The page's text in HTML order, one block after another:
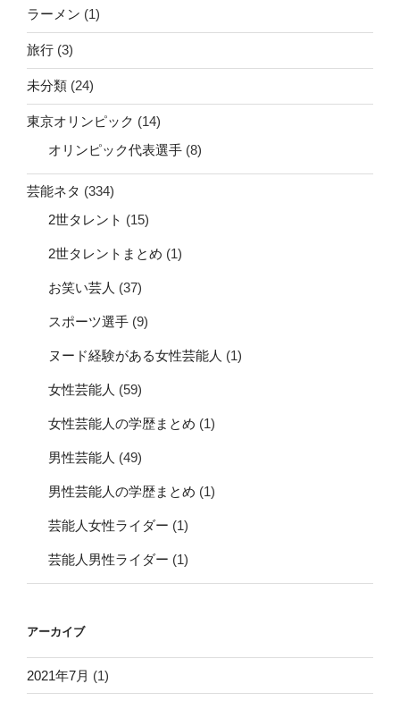
ラーメン (1)
旅行 (3)
未分類 (24)
東京オリンピック (14)
オリンピック代表選手 (8)
芸能ネタ (334)
2世タレント (15)
2世タレントまとめ (1)
お笑い芸人 (37)
スポーツ選手 (9)
ヌード経験がある女性芸能人 (1)
女性芸能人 (59)
女性芸能人の学歴まとめ (1)
男性芸能人 (49)
男性芸能人の学歴まとめ (1)
芸能人女性ライダー (1)
芸能人男性ライダー (1)
アーカイブ
2021年7月 (1)